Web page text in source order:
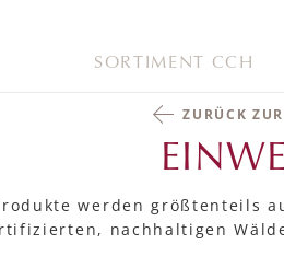
SORTIMENT CCH
ZURÜCK
werden größtenteils
nachhaltigen